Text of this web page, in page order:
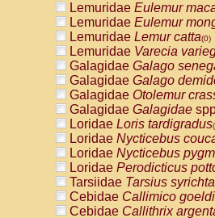
Lemuridae Eulemur
Lemuridae Eulemur
Lemuridae Lemur catta(0)
Lemuridae Varecia
Galagidae Galago
Galagidae Galago
Galagidae Otolemur
Galagidae Galagidae
Loridae Loris tardigradus
Loridae Nycticebus
Loridae Nycticebus
Loridae Perodicticus
Tarsiidae Tarsius syrichta
Cebidae Callimico
Cebidae Callithrix